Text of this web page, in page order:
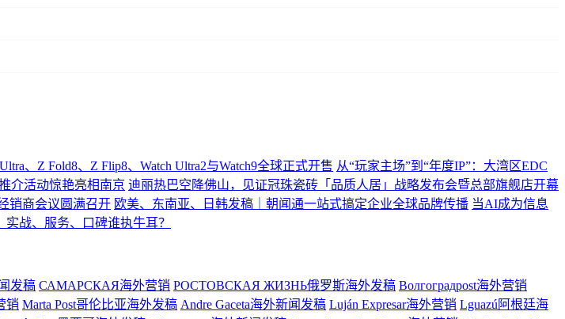
、Z Fold8、Z Flip8、Watch Ultra2与Watch9全球正式开售 从“玩家主场”到“年度IP”：大湾区EDC
介活动惊艳亮相南京 迪丽热巴空降佛山，见证冠珠瓷砖「品质人居」战略发布会暨总部旗舰店开幕
销商会议圆满召开 欧美、东南亚、日韩发稿｜朝闻通一站式搞定企业全球品牌传播 当AI成为信息
战、服务、口碑谁执牛耳？
发稿 САМАРСКАЯ海外营销 РОСТОВСКАЯ ЖИЗНЬ俄罗斯海外发稿 Волгоградpost海外营销
销 Marta Post哥伦比亚海外发稿 Andre Gaceta海外新闻发稿 Luján Expresar海外营销 Lguazú阿根廷海